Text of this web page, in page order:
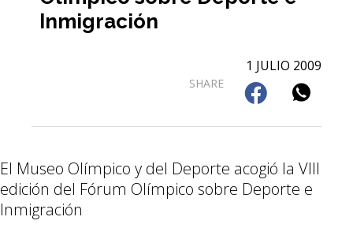
Inmigración
1 JULIO 2009
SHARE
El Museo Olímpico y del Deporte acogió la VIII
edición del Fórum Olímpico sobre Deporte e
Inmigración